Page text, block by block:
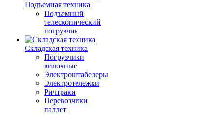
Подъемная техника
Подъемный
телескопический
погрузчик
Складская техника
Погрузчики
вилочные
Электроштабелеры
Электротележки
Ричтраки
Перевозчики
паллет